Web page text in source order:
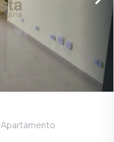
Apartamento